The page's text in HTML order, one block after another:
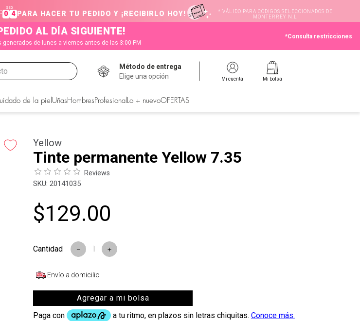
:
SEG
0 4PARA HACER TU PEDIDO Y ¡RECIBIRLO HOY!
* VÁLIDO PARA CÓDIGOS SELECCIONADOS DE
MONTERREY N.L
AL DÍA SIGUIENTE!
generados de lunes a viernes antes de las 3:00 PM
*Consulta restricciones
producto
Método de entrega
Elige una opción
Mi cuenta Mi bolsa
de la piel Uñas Hombres Profesional Lo + nuevoOFERTAS
Yellow
Tinte permanente Yellow 7.35
Reviews
: 20141035
$129.00
＋
－
Envío a domicilio
Agregar a mi bolsa